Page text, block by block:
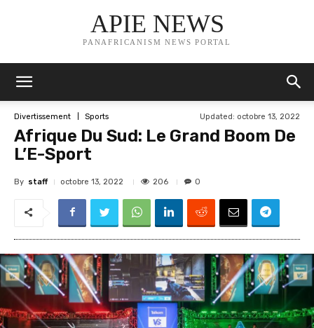
APIE NEWS
PANAFRICANISM NEWS PORTAL
Divertissement Sports Updated: octobre 13, 2022
Afrique Du Sud: Le Grand Boom De
L’E-Sport
By staff octobre 13, 2022 206 0